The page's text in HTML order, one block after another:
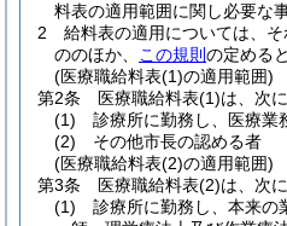
料表の適用範囲に関し必要な
2
給料表の適用については、
ののほか、
この規則 の定める
(医療職給料表(1)の適用範囲)
第2条
医療職給料表(1)は、次
(1)
診療所に勤務し、医療業
(2)
その他市長の認める者
(医療職給料表(2)の適用範囲)
第3条
医療職給料表(2)は、次
(1)
診療所に勤務し、本来の